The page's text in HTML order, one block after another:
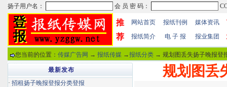
推
荐
网站首页 报纸刊例 媒体资讯
报纸简介 电 子 报 报业集团
您当前的位置： 传媒广告网 → 报纸传媒 →报纸分类 → 规划图丢失扬子晚报登
规划图丢
最新发布
· 招租扬子晚报登报分类登报